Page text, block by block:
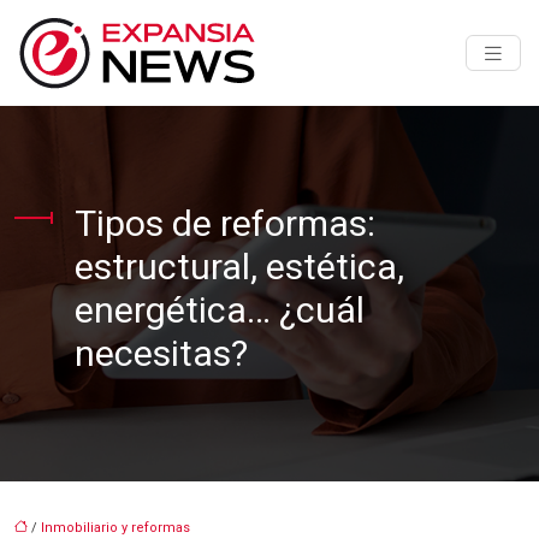
Tipos de reformas:
estructural, estética,
energética… ¿cuál
necesitas?
/ Inmobiliario y reformas